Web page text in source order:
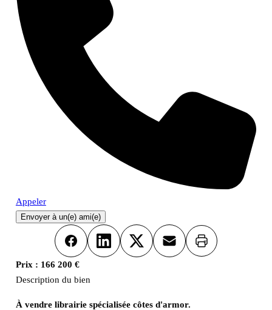
Appeler
Envoyer à un(e) ami(e)
FacebookLinkedInX Email Imprimer
Prix : 166 200 €
Description du bien
À vendre librairie spécialisée côtes d'armor.